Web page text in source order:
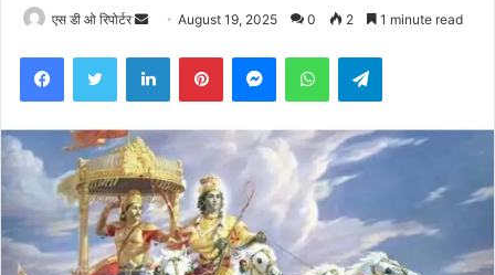
एस डी ओ रिपोर्टर
Send August 19, 2025 0 2 1 minute read
FacebookTwitter LinkedInPinterestMessengerWhatsAppTelegram